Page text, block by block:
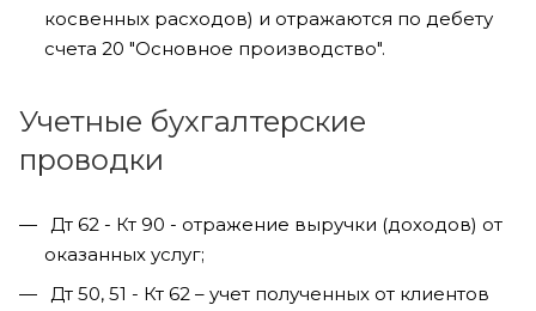
косвенных расходов) и отражаются по дебету
счета 20 "Основное производство".
Учетные бухгалтерские
проводки
Дт 62 - Кт 90 - отражение выручки (доходов) от
оказанных услуг;
Дт 50, 51 - Кт 62 – учет полученных от клиентов